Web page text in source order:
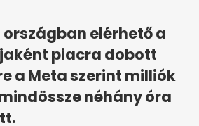
országban elérhető a
piacra dobott
a Meta szerint milliók
néhány óra